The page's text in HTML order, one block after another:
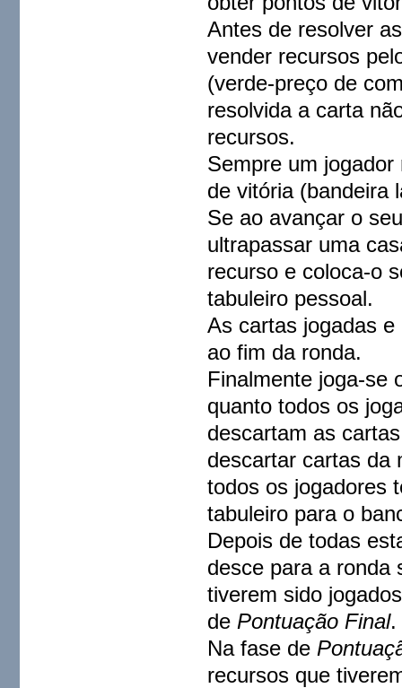
Antes de resolver
vender recursos
(verde-preço de
resolvida a carta
recursos.
Sempre um
de vitória (bandeira
Se ao avançar o
ultrapassar uma
recurso e coloca-o
tabuleiro pessoal.
As cartas jogadas
ao fim da ronda.
Finalmente joga-se
quanto todos os
descartam as
descartar cartas da
todos os jogadores
tabuleiro para o
Depois de todas
desce para a ronda
tiverem sido
de Pontuação Final.
Na fase de
recursos que